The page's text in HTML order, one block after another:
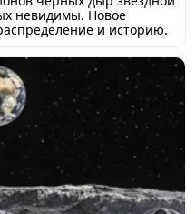
невидимы. Новое
и историю.